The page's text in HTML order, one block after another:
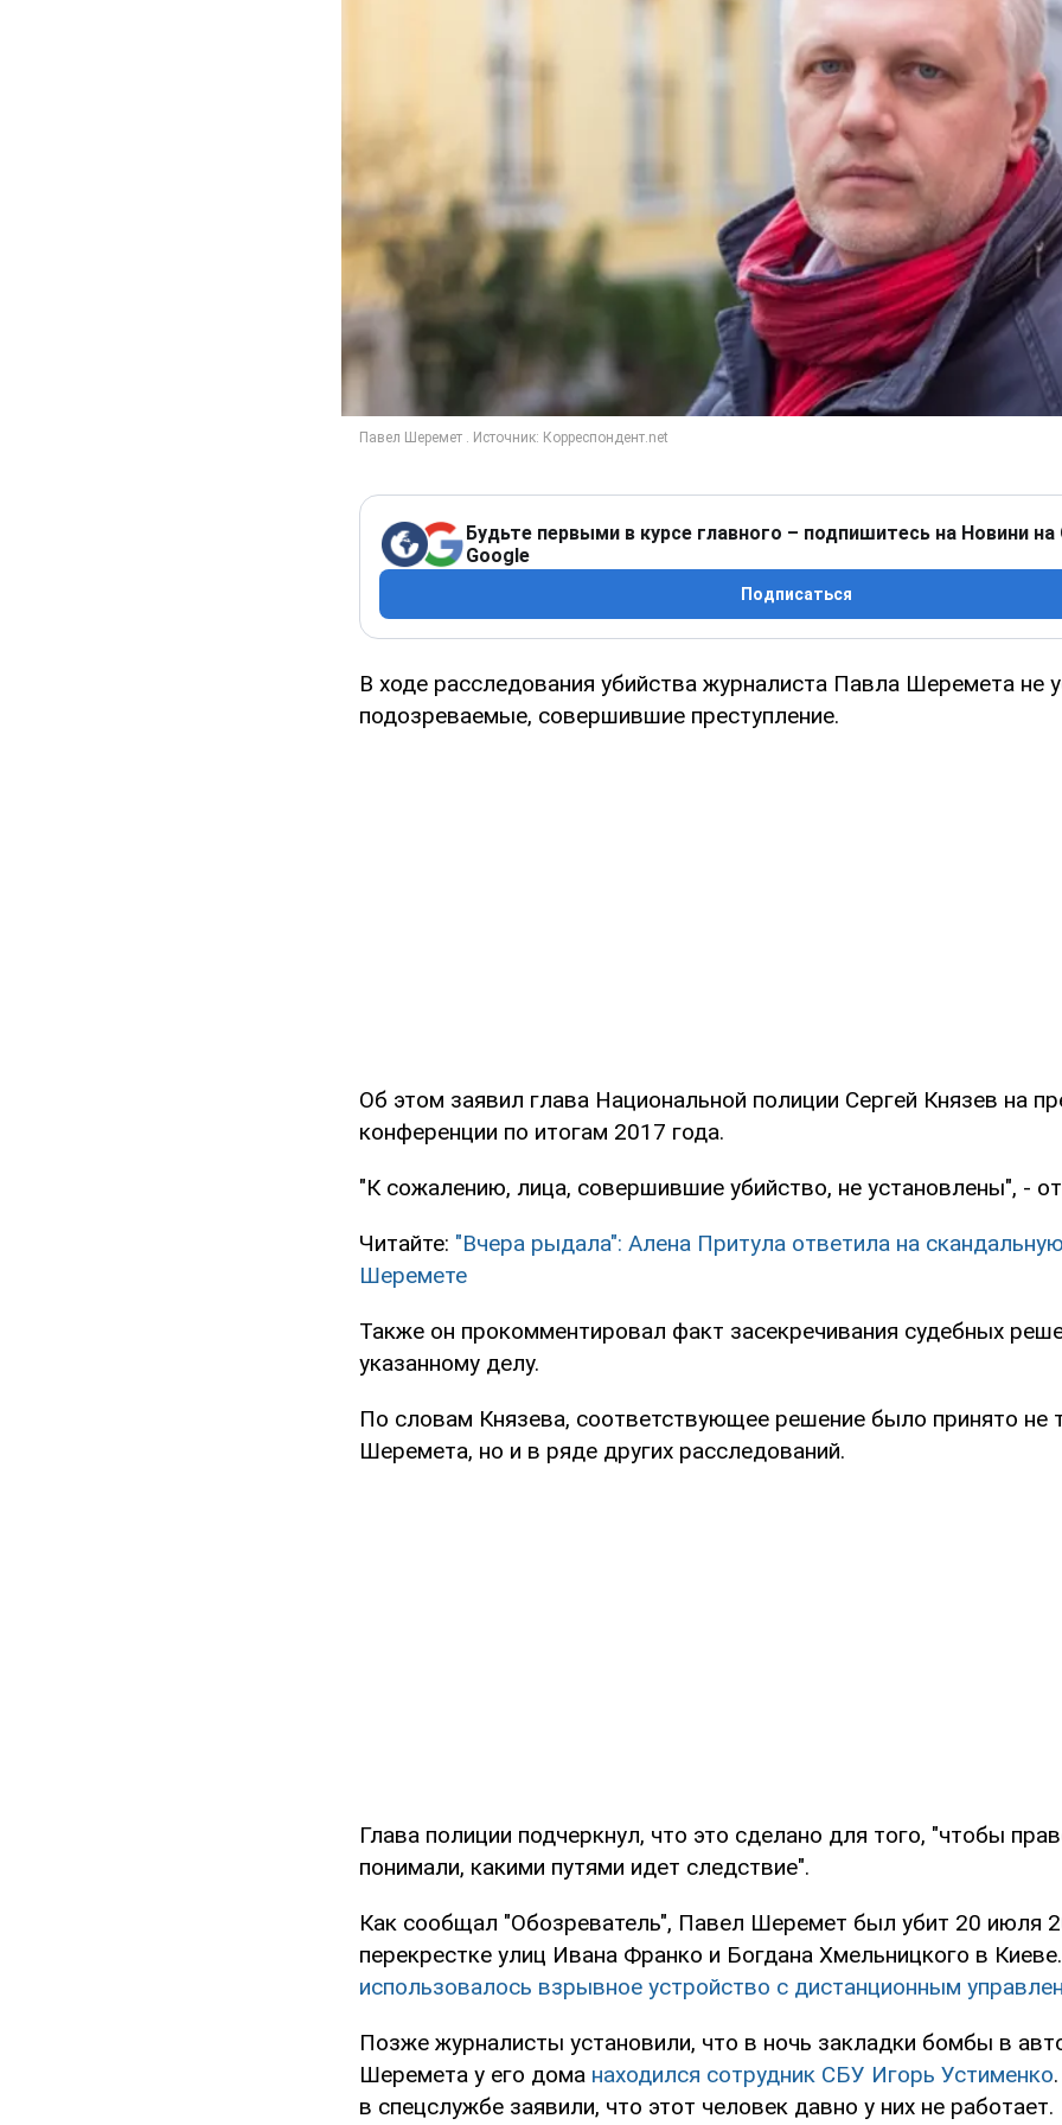
Будьте первыми в курсе главного – подпишитесь на Новини на
Google
Подписаться
В ходе расследования убийства журналиста Павла Шеремета не
подозреваемые, совершившие преступление.
Об этом заявил глава Национальной полиции Сергей Князев на
конференции по итогам 2017 года.
"К сожалению, лица, совершившие убийство, не установлены", -
Читайте: "Вчера рыдала": Алена Притула ответила на
Шеремете
Также он прокомментировал факт засекречивания судебных
указанному делу.
По словам Князева, соответствующее решение было принято не
Шеремета, но и в ряде других расследований.
Глава полиции подчеркнул, что это сделано для того, "чтобы
понимали, какими путями идет следствие".
Как сообщал "Обозреватель", Павел Шеремет был убит 20 июля
перекрестке улиц Ивана Франко и Богдана Хмельницкого в
использовалось взрывное устройство с дистанционным
Позже журналисты установили, что в ночь закладки бомбы в
Шеремета у его дома находился сотрудник СБУ Игорь Устименко
в спецслужбе заявили, что этот человек давно у них не работает.